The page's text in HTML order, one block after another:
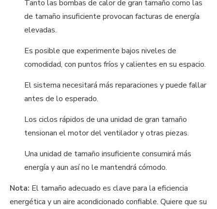
Tanto las bombas de calor de gran tamaño como las
de tamaño insuficiente provocan facturas de energía
elevadas.
Es posible que experimente bajos niveles de
comodidad, con puntos fríos y calientes en su espacio.
El sistema necesitará más reparaciones y puede fallar
antes de lo esperado.
Los ciclos rápidos de una unidad de gran tamaño
tensionan el motor del ventilador y otras piezas.
Una unidad de tamaño insuficiente consumirá más
energía y aun así no le mantendrá cómodo.
Nota: El tamaño adecuado es clave para la eficiencia
energética y un aire acondicionado confiable. Quiere que su